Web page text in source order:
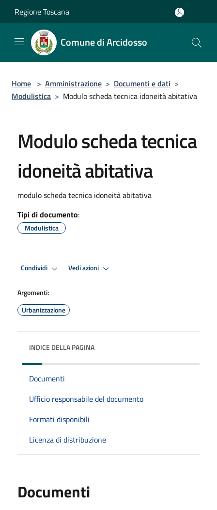
Regione Toscana
Comune di Arcidosso
Home > Amministrazione > Documenti e dati >
Modulistica > Modulo scheda tecnica idoneità abitativa
Modulo scheda tecnica
idoneità abitativa
modulo scheda tecnica idoneità abitativa
Tipi di documento:
Modulistica
Condividi Vedi azioni
Argomenti:
Urbanizzazione
INDICE DELLA PAGINA
Documenti
Ufficio responsabile del documento
Formati disponibili
Licenza di distribuzione
Documenti